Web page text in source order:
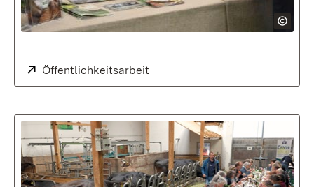
Extern:
Öffentlichkeitsarbeit